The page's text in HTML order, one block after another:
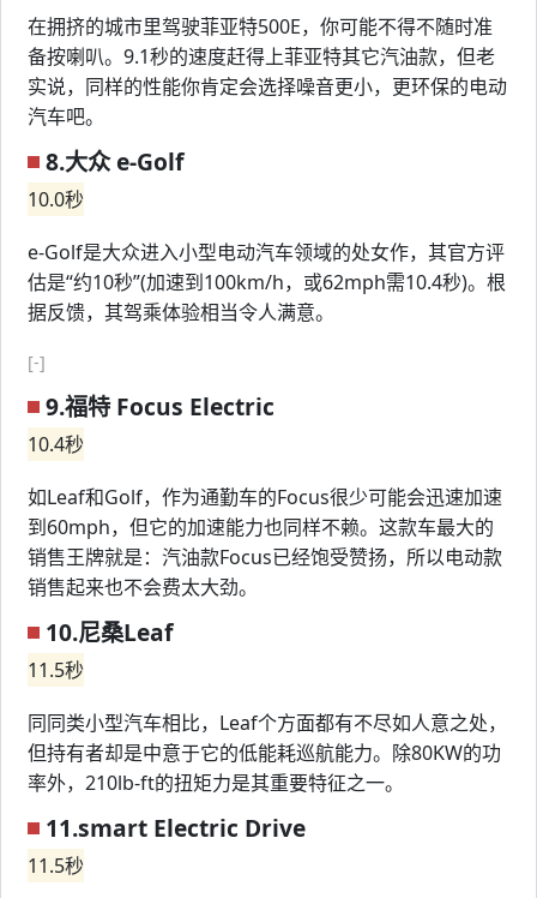
在拥挤的城市里驾驶菲亚特500E，你可能不得不随时准
备按喇叭。9.1秒的速度赶得上菲亚特其它汽油款，但老
实说，同样的性能你肯定会选择噪音更小，更环保的电动
汽车吧。
8.大众 e-Golf
10.0秒
e-Golf是大众进入小型电动汽车领域的处女作，其官方评
估是“约10秒”(加速到100km/h，或62mph需10.4秒)。根
据反馈，其驾乘体验相当令人满意。
[-]
9.福特 Focus Electric
10.4秒
如Leaf和Golf，作为通勤车的Focus很少可能会迅速加速
到60mph，但它的加速能力也同样不赖。这款车最大的
销售王牌就是：汽油款Focus已经饱受赞扬，所以电动款
销售起来也不会费太大劲。
10.尼桑Leaf
11.5秒
同同类小型汽车相比，Leaf个方面都有不尽如人意之处，
但持有者却是中意于它的低能耗巡航能力。除80KW的功
率外，210lb-ft的扭矩力是其重要特征之一。
11.smart Electric Drive
11.5秒